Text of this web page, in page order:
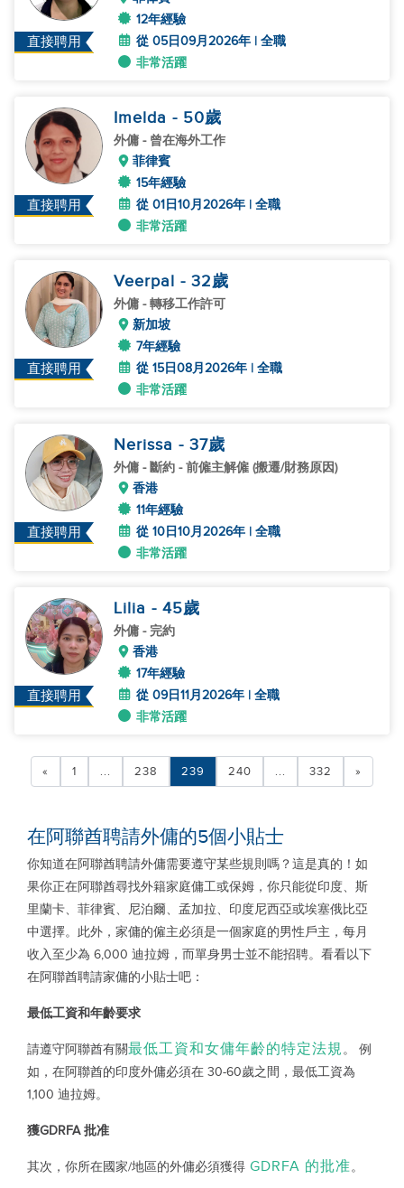
直接聘用
12年經驗
從 05日09月2026年 | 全職
非常活躍
直接聘用
Imelda - 50歲
外傭 - 曾在海外工作
菲律賓
15年經驗
從 01日10月2026年 | 全職
非常活躍
直接聘用
Veerpal - 32歲
外傭 - 轉移工作許可
新加坡
7年經驗
從 15日08月2026年 | 全職
非常活躍
直接聘用
Nerissa - 37歲
外傭 - 斷約 - 前僱主解僱 (搬遷/財務原因)
香港
11年經驗
從 10日10月2026年 | 全職
非常活躍
直接聘用
Lilia - 45歲
外傭 - 完約
香港
17年經驗
從 09日11月2026年 | 全職
非常活躍
« 1 ... 238 239 240 ... 332 »
在阿聯酋聘請外傭的5個小貼士
你知道在阿聯酋聘請外傭需要遵守某些規則嗎？這是真的！如
果你正在阿聯酋尋找外籍家庭傭工或保姆，你只能從印度、斯
里蘭卡、菲律賓、尼泊爾、孟加拉、印度尼西亞或埃塞俄比亞
中選擇。此外，家傭的僱主必須是一個家庭的男性戶主，每月
收入至少為 6,000 迪拉姆，而單身男士並不能招聘。看看以下
在阿聯酋聘請家傭的小貼士吧：
最低工資和年齡要求
請遵守阿聯酋有關最低工資和女傭年齡的特定法規。 例
如，在阿聯酋的印度外傭必須在 30-60歲之間，最低工資為
1,100 迪拉姆。
獲GDRFA批准
其次，你所在國家/地區的外傭必須獲得 GDRFA 的批准。